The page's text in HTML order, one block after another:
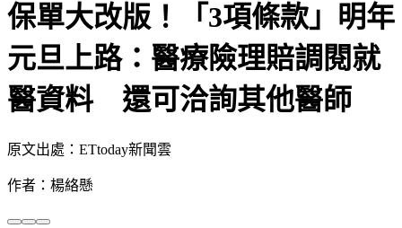
保單大改版！「3項條款」明年
元旦上路：醫療險理賠調閱就
醫資料 還可洽詢其他醫師
原文出處：ETtoday新聞雲
作者：楊絡懸